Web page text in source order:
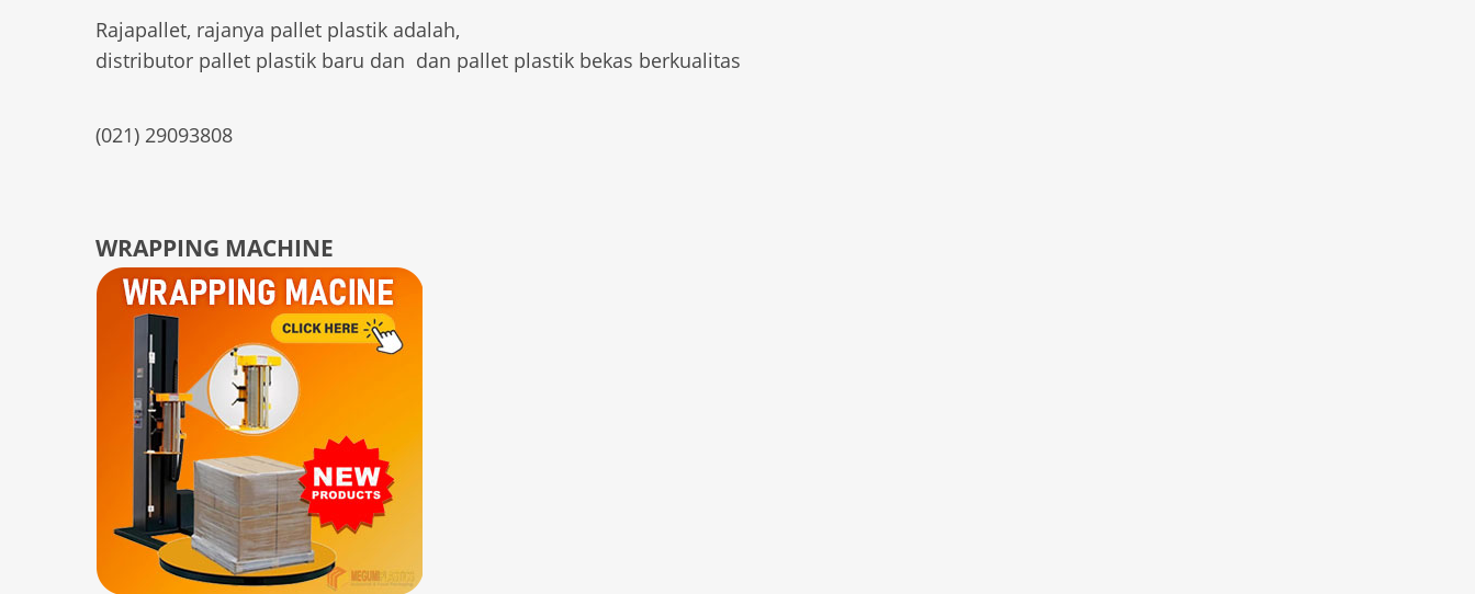
Rajapallet, rajanya pallet plastik adalah,
distributor pallet plastik baru dan dan pallet plastik bekas berkualitas
(021) 29093808
WRAPPING MACHINE